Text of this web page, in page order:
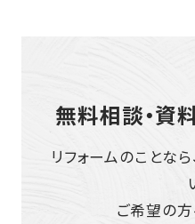
無料相談・資
リフォームのことな
ご希望の